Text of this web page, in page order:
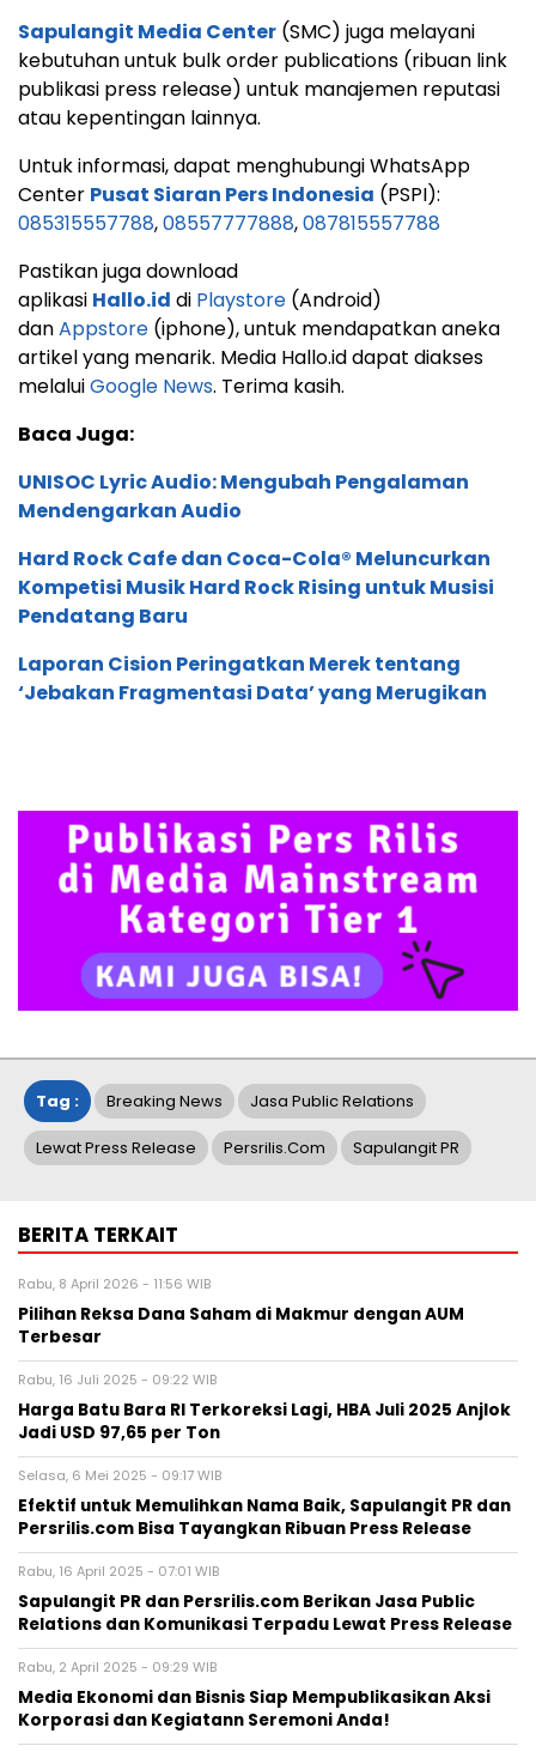
Sapulangit Media Center (SMC) juga melayani
kebutuhan untuk bulk order publications (ribuan link
publikasi press release) untuk manajemen reputasi
atau kepentingan lainnya.
Untuk informasi, dapat menghubungi WhatsApp
Center Pusat Siaran Pers Indonesia (PSPI):
085315557788,08557777888,087815557788
Pastikan juga download
aplikasi Hallo.id di Playstore (Android)
danAppstore (iphone), untuk mendapatkan aneka
artikel yang menarik. Media Hallo.id dapat diakses
melaluiGoogle News. Terima kasih.
Baca Juga:
UNISOC Lyric Audio: Mengubah Pengalaman
Mendengarkan Audio
Hard Rock Cafe dan Coca-Cola® Meluncurkan
Kompetisi Musik Hard Rock Rising untuk Musisi
Pendatang Baru
Laporan Cision Peringatkan Merek tentang
‘Jebakan Fragmentasi Data’ yang Merugikan
Tag : Breaking News Jasa Public Relations
Lewat Press Release Persrilis.com Sapulangit PR
BERITA TERKAIT
Rabu, 8 April 2026 - 11:56 WIB
Pilihan Reksa Dana Saham di Makmur dengan AUM
Terbesar
Rabu, 16 Juli 2025 - 09:22 WIB
Harga Batu Bara RI Terkoreksi Lagi, HBA Juli 2025 Anjlok
Jadi USD 97,65 per Ton
Selasa, 6 Mei 2025 - 09:17 WIB
Efektif untuk Memulihkan Nama Baik, Sapulangit PR dan
Persrilis.com Bisa Tayangkan Ribuan Press Release
Rabu, 16 April 2025 - 07:01 WIB
Sapulangit PR dan Persrilis.com Berikan Jasa Public
Relations dan Komunikasi Terpadu Lewat Press Release
Rabu, 2 April 2025 - 09:29 WIB
Media Ekonomi dan Bisnis Siap Mempublikasikan Aksi
Korporasi dan Kegiatann Seremoni Anda!